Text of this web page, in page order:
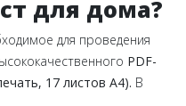
для дома?
для проведения
PDF-
17 листов А4). В